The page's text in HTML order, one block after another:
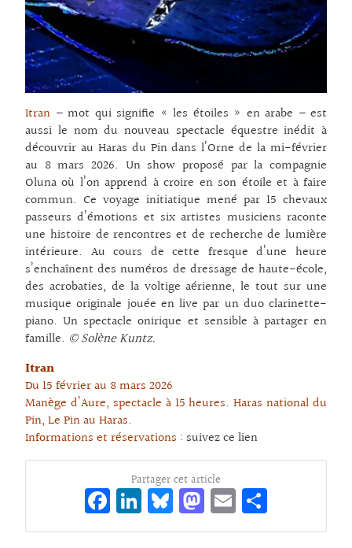
Itran – mot qui signifie « les étoiles » en arabe – est
aussi le nom du nouveau spectacle équestre inédit à
découvrir au Haras du Pin dans l’Orne de la mi-février
au 8 mars 2026. Un show proposé par la compagnie
Oluna où l’on apprend à croire en son étoile et à faire
commun. Ce voyage initiatique mené par 15 chevaux
passeurs d’émotions et six artistes musiciens raconte
une histoire de rencontres et de recherche de lumière
intérieure. Au cours de cette fresque d’une heure
s’enchaînent des numéros de dressage de haute-école,
des acrobaties, de la voltige aérienne, le tout sur une
musique originale jouée en live par un duo clarinette-
piano. Un spectacle onirique et sensible à partager en
famille. © Solène Kuntz.
Itran
Du 15 février au 8 mars 2026
Manège d’Aure, spectacle à 15 heures. Haras national du
Pin, Le Pin au Haras.
Informations et réservations : suivez ce lien
Partager cet article
Fa
ce
Li
n
Bl
ue
M
as
E
m rt